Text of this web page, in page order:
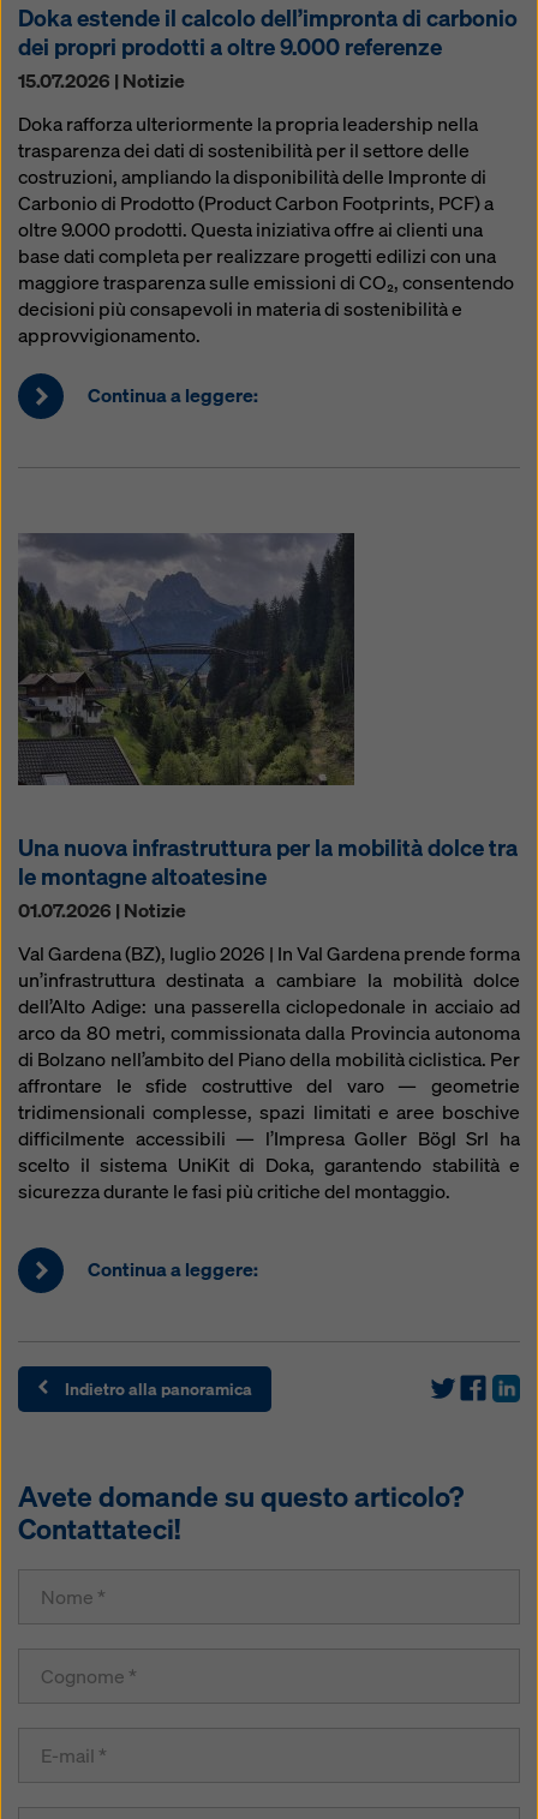
Doka estende il calcolo dell’impronta di carbonio
dei propri prodotti a oltre 9.000 referenze
15.07.2026 | Notizie
Doka rafforza ulteriormente la propria leadership nella
trasparenza dei dati di sostenibilità per il settore delle
costruzioni, ampliando la disponibilità delle Impronte di
Carbonio di Prodotto (Product Carbon Footprints, PCF) a
oltre 9.000 prodotti. Questa iniziativa offre ai clienti una
base dati completa per realizzare progetti edilizi con una
maggiore trasparenza sulle emissioni di CO₂, consentendo
decisioni più consapevoli in materia di sostenibilità e
approvvigionamento.
Continua a leggere:
Una nuova infrastruttura per la mobilità dolce tra
le montagne altoatesine
01.07.2026 | Notizie
Val Gardena (BZ), luglio 2026 | In Val Gardena prende forma
un’infrastruttura destinata a cambiare la mobilità dolce
dell’Alto Adige: una passerella ciclopedonale in acciaio ad
arco da 80 metri, commissionata dalla Provincia autonoma
di Bolzano nell’ambito del Piano della mobilità ciclistica. Per
affrontare le sfide costruttive del varo — geometrie
tridimensionali complesse, spazi limitati e aree boschive
difficilmente accessibili — l’Impresa Goller Bögl Srl ha
scelto il sistema UniKit di Doka, garantendo stabilità e
sicurezza durante le fasi più critiche del montaggio.
Continua a leggere:
Indietro alla panoramica
Avete domande su questo articolo?
Contattateci!